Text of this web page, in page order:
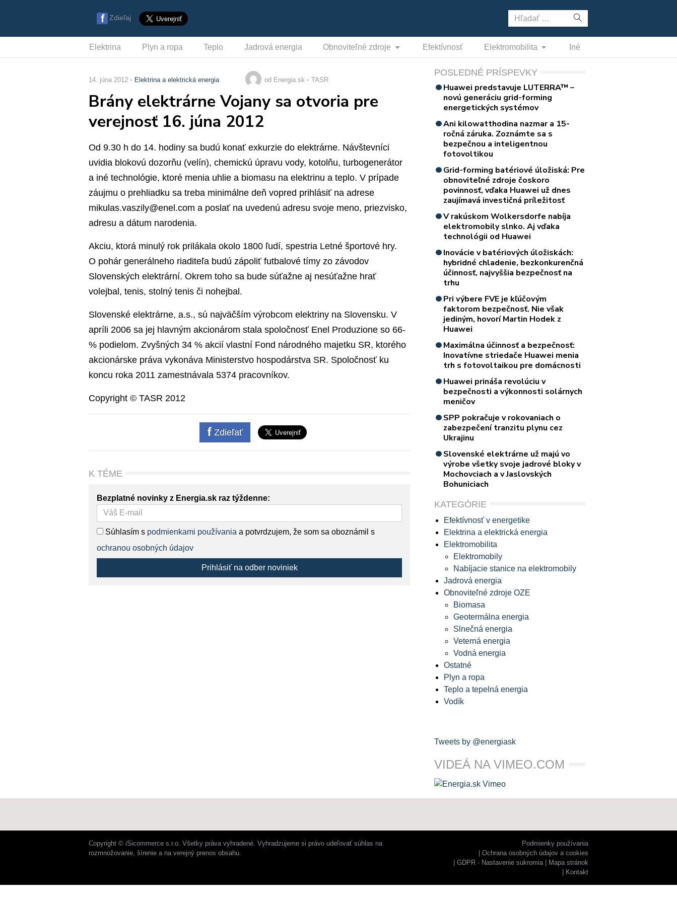
Zdieľaj Hľadať:
Elektrina Plyn a ropa Teplo Jadrová energia Obnoviteľné zdroje Efektívnosť Elektromobilita Iné
14. júna 2012 Elektrina a elektrická energia od Energia.sk TASR
Brány elektrárne Vojany sa otvoria pre
verejnosť 16. júna 2012
Od 9.30 h do 14. hodiny sa budú konať exkurzie do elektrárne. Návštevníci
uvidia blokovú dozorňu (velín), chemickú úpravu vody, kotolňu, turbogenerátor
a iné technológie, ktoré menia uhlie a biomasu na elektrinu a teplo. V prípade
záujmu o prehliadku sa treba minimálne deň vopred prihlásiť na adrese
mikulas.vaszily@enel.com a poslať na uvedenú adresu svoje meno, priezvisko,
adresu a dátum narodenia.
Akciu, ktorá minulý rok prilákala okolo 1800 ľudí, spestria Letné športové hry.
O pohár generálneho riaditeľa budú zápoliť futbalové tímy zo závodov
Slovenských elektrární. Okrem toho sa bude súťažne aj nesúťažne hrať
volejbal, tenis, stolný tenis či nohejbal.
Slovenské elektrárne, a.s., sú najväčším výrobcom elektriny na Slovensku. V
apríli 2006 sa jej hlavným akcionárom stala spoločnosť Enel Produzione so 66-
% podielom. Zvyšných 34 % akcií vlastní Fond národného majetku SR, ktorého
akcionárske práva vykonáva Ministerstvo hospodárstva SR. Spoločnosť ku
koncu roka 2011 zamestnávala 5374 pracovníkov.
Copyright © TASR 2012
Zdieľať
K TÉME
Bezplatné novinky z Energia.sk raz týždenne:
Súhlasím s podmienkami používania a potvrdzujem, že som sa oboznámil s
ochranou osobných údajov
Prihlásiť na odber noviniek
POSLEDNÉ PRÍSPEVKY
Huawei predstavuje LUTERRA™ –
novú generáciu grid-forming
energetických systémov
Ani kilowatthodina nazmar a 15-
ročná záruka. Zoznámte sa s
bezpečnou a inteligentnou
fotovoltikou
Grid-forming batériové úložiská: Pre
obnoviteľné zdroje čoskoro
povinnosť, vďaka Huawei už dnes
zaujímavá investičná príležitosť
V rakúskom Wolkersdorfe nabíja
elektromobily slnko. Aj vďaka
technológii od Huawei
Inovácie v batériových úložiskách:
hybridné chladenie, bezkonkurenčná
účinnosť, najvyššia bezpečnosť na
trhu
Pri výbere FVE je kľúčovým
faktorom bezpečnosť. Nie však
jediným, hovorí Martin Hodek z
Huawei
Maximálna účinnosť a bezpečnosť:
Inovatívne striedače Huawei menia
trh s fotovoltaikou pre domácnosti
Huawei prináša revolúciu v
bezpečnosti a výkonnosti solárnych
meničov
SPP pokračuje v rokovaniach o
zabezpečení tranzitu plynu cez
Ukrajinu
Slovenské elektrárne už majú vo
výrobe všetky svoje jadrové bloky v
Mochovciach a v Jaslovských
Bohuniciach
KATEGÓRIE
Efektívnosť v energetike
Elektrina a elektrická energia
Elektromobilita
Elektromobily
Nabíjacie stanice na elektromobily
Jadrová energia
Obnoviteľné zdroje OZE
Biomasa
Geotermálna energia
Slnečná energia
Veterná energia
Vodná energia
Ostatné
Plyn a ropa
Teplo a tepelná energia
Vodík
Tweets by @energiask
VIDEÁ NA VIMEO.COM
Copyright © iSicommerce s.r.o. Všetky práva vyhradené. Vyhradzujeme si právo udeľovať súhlas na
rozmnožovanie, šírenie a na verejný prenos obsahu.
Podmienky používania
Ochrana osobných údajov a cookies
GDPR - Nastavenie sukromia
Mapa stránok
Kontakt